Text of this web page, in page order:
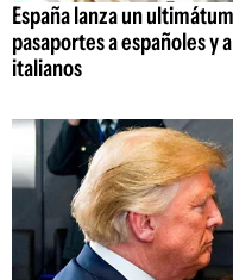
España lanza un
pasaportes a españoles y
italianos